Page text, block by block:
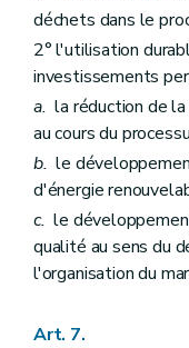
déchets dans le
2° l'utilisation
investissements
a. la réduction de
au cours du
b. le
d'énergie
c. le
qualité au sens du
l'organisation du
Art. 7.